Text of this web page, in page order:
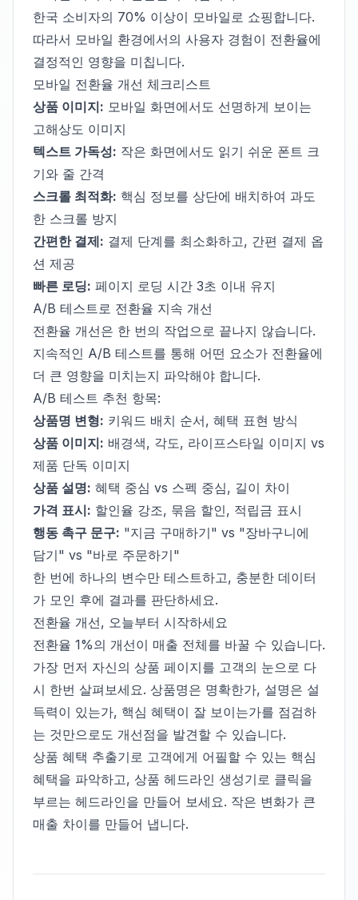
한국 소비자의 70% 이상이 모바일로 쇼핑합니다.
따라서 모바일 환경에서의 사용자 경험이 전환율에
결정적인 영향을 미칩니다.
모바일 전환율 개선 체크리스트
상품 이미지: 모바일 화면에서도 선명하게 보이는
고해상도 이미지
텍스트 가독성: 작은 화면에서도 읽기 쉬운 폰트 크
기와 줄 간격
스크롤 최적화: 핵심 정보를 상단에 배치하여 과도
한 스크롤 방지
간편한 결제: 결제 단계를 최소화하고, 간편 결제 옵
션 제공
빠른 로딩: 페이지 로딩 시간 3초 이내 유지
A/B 테스트로 전환율 지속 개선
전환율 개선은 한 번의 작업으로 끝나지 않습니다.
지속적인 A/B 테스트를 통해 어떤 요소가 전환율에
더 큰 영향을 미치는지 파악해야 합니다.
A/B 테스트 추천 항목:
상품명 변형: 키워드 배치 순서, 혜택 표현 방식
상품 이미지: 배경색, 각도, 라이프스타일 이미지 vs
제품 단독 이미지
상품 설명: 혜택 중심 vs 스펙 중심, 길이 차이
가격 표시: 할인율 강조, 묶음 할인, 적립금 표시
행동 촉구 문구: "지금 구매하기" vs "장바구니에
담기" vs "바로 주문하기"
한 번에 하나의 변수만 테스트하고, 충분한 데이터
가 모인 후에 결과를 판단하세요.
전환율 개선, 오늘부터 시작하세요
전환율 1%의 개선이 매출 전체를 바꿀 수 있습니다.
가장 먼저 자신의 상품 페이지를 고객의 눈으로 다
시 한번 살펴보세요. 상품명은 명확한가, 설명은 설
득력이 있는가, 핵심 혜택이 잘 보이는가를 점검하
는 것만으로도 개선점을 발견할 수 있습니다.
상품 혜택 추출기로 고객에게 어필할 수 있는 핵심
혜택을 파악하고, 상품 헤드라인 생성기로 클릭을
부르는 헤드라인을 만들어 보세요. 작은 변화가 큰
매출 차이를 만들어 냅니다.